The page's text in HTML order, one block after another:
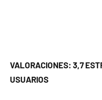
VALORACIONES: 3,7
USUARIOS